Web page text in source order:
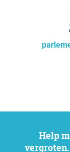
Help mee om burgerparticipatie te